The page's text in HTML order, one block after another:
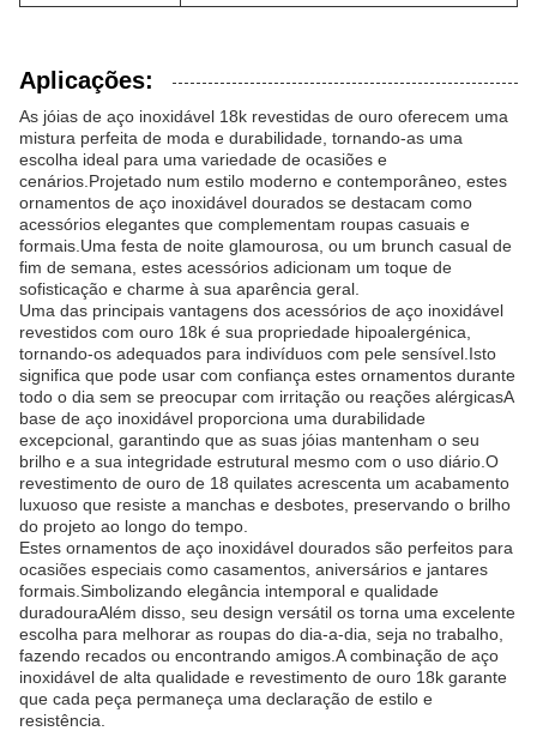
Aplicações:
As jóias de aço inoxidável 18k revestidas de ouro oferecem uma
mistura perfeita de moda e durabilidade, tornando-as uma
escolha ideal para uma variedade de ocasiões e
cenários.Projetado num estilo moderno e contemporâneo, estes
ornamentos de aço inoxidável dourados se destacam como
acessórios elegantes que complementam roupas casuais e
formais.Uma festa de noite glamourosa, ou um brunch casual de
fim de semana, estes acessórios adicionam um toque de
sofisticação e charme à sua aparência geral.
Uma das principais vantagens dos acessórios de aço inoxidável
revestidos com ouro 18k é sua propriedade hipoalergénica,
tornando-os adequados para indivíduos com pele sensível.Isto
significa que pode usar com confiança estes ornamentos durante
todo o dia sem se preocupar com irritação ou reações alérgicasA
base de aço inoxidável proporciona uma durabilidade
excepcional, garantindo que as suas jóias mantenham o seu
brilho e a sua integridade estrutural mesmo com o uso diário.O
revestimento de ouro de 18 quilates acrescenta um acabamento
luxuoso que resiste a manchas e desbotes, preservando o brilho
do projeto ao longo do tempo.
Estes ornamentos de aço inoxidável dourados são perfeitos para
ocasiões especiais como casamentos, aniversários e jantares
formais.Simbolizando elegância intemporal e qualidade
duradouraAlém disso, seu design versátil os torna uma excelente
escolha para melhorar as roupas do dia-a-dia, seja no trabalho,
fazendo recados ou encontrando amigos.A combinação de aço
inoxidável de alta qualidade e revestimento de ouro 18k garante
que cada peça permaneça uma declaração de estilo e
resistência.